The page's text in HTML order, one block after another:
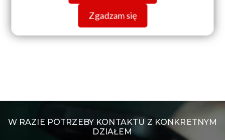
Zgadzam się
W RAZIE POTRZEBY KONTAKTU Z KONKRETNYM
DZIAŁEM